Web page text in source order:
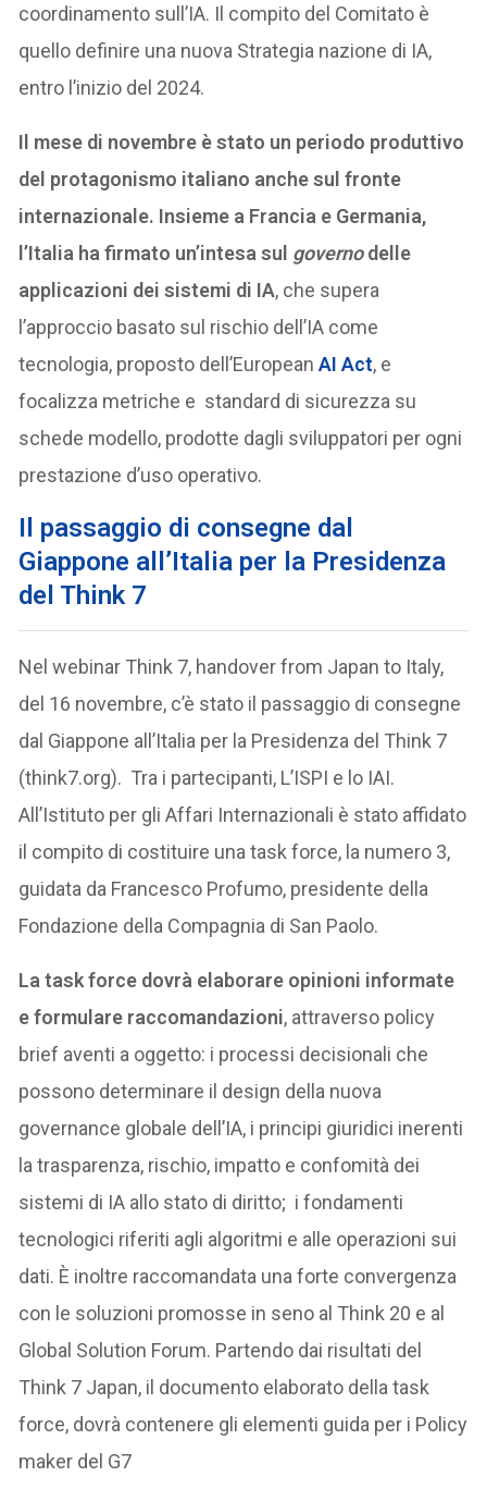
coordinamento sull’IA. Il compito del Comitato è
quello definire una nuova Strategia nazione di IA,
entro l’inizio del 2024.
Il mese di novembre è stato un periodo produttivo
del protagonismo italiano anche sul fronte
internazionale. Insieme a Francia e Germania,
l’Italia ha firmato un’intesa sul governodelle
applicazioni dei sistemi di IA, che supera
l’approccio basato sul rischio dell’IA come
tecnologia, proposto dell’EuropeanAI Act, e
focalizza metriche e standard di sicurezza su
schede modello, prodotte dagli sviluppatori per ogni
prestazione d’uso operativo.
Il passaggio di consegne dal
Giappone all’Italia per la Presidenza
del Think 7
Nel webinar Think 7, handover from Japan to Italy,
del 16 novembre, c’è stato il passaggio di consegne
dal Giappone all’Italia per la Presidenza del Think 7
(think7.org). Tra i partecipanti, L’ISPI e lo IAI.
All’Istituto per gli Affari Internazionali è stato affidato
il compito di costituire una task force, la numero 3,
guidata da Francesco Profumo, presidente della
Fondazione della Compagnia di San Paolo.
La task force dovrà elaborare opinioni informate
e formulare raccomandazioni, attraverso policy
brief aventi a oggetto: i processi decisionali che
possono determinare il design della nuova
governance globale dell’IA, i principi giuridici inerenti
la trasparenza, rischio, impatto e confomità dei
sistemi di IA allo stato di diritto; i fondamenti
tecnologici riferiti agli algoritmi e alle operazioni sui
dati. È inoltre raccomandata una forte convergenza
con le soluzioni promosse in seno al Think 20 e al
Global Solution Forum. Partendo dai risultati del
Think 7 Japan, il documento elaborato della task
force, dovrà contenere gli elementi guida per i Policy
maker del G7